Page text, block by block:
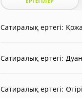
Сатиралық ертегі:
Сатиралық ертегі:
Сатиралық ертегі: